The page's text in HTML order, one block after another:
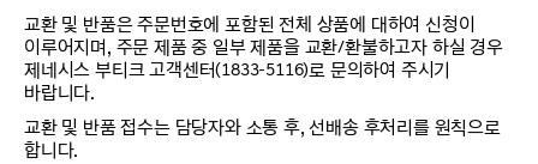
교환 및 반품은 주문번호에 포함된 전체 상품에 대하여 신청이
이루어지며, 주문 제품 중 일부 제품을 교환/환불하고자 하실 경우
제네시스 부티크 고객센터(1833-5116)로 문의하여 주시기
바랍니다.
교환 및 반품 접수는 담당자와 소통 후, 선배송 후처리를 원칙으로
합니다.